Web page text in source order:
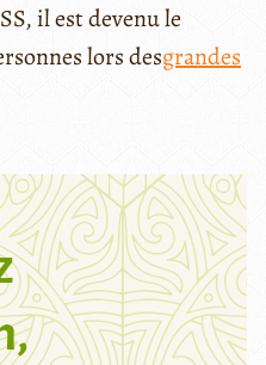
il est devenu le
lors desgrandes